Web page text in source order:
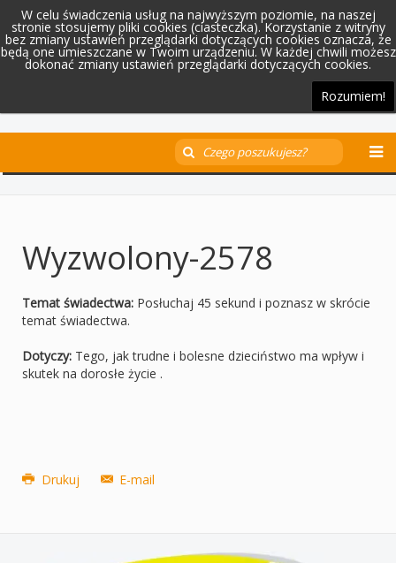
W celu świadczenia usług na najwyższym poziomie, na naszej
stronie stosujemy pliki cookies (ciasteczka). Korzystanie z witryny
bez zmiany ustawień przeglądarki dotyczących cookies oznacza, że
będą one umieszczane w Twoim urządzeniu. W każdej chwili możesz
dokonać zmiany ustawień przeglądarki dotyczących cookies.
Rozumiem!
Wyzwolony-2578
Temat świadectwa: Posłuchaj 45 sekund i poznasz w skrócie
temat świadectwa.
Dotyczy: Tego, jak trudne i bolesne dzieciństwo ma wpływ i
skutek na dorosłe życie .
Drukuj E-mail